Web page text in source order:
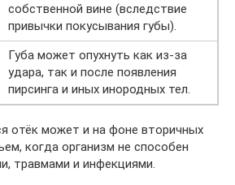
собственной вине (вследствие
привычки покусывания губы).
Губа может опухнуть как из-за
удара, так и после появления
пирсинга и иных инородных тел.
отёк может и на фоне вторичных
когда организм не способен
травмами и инфекциями.